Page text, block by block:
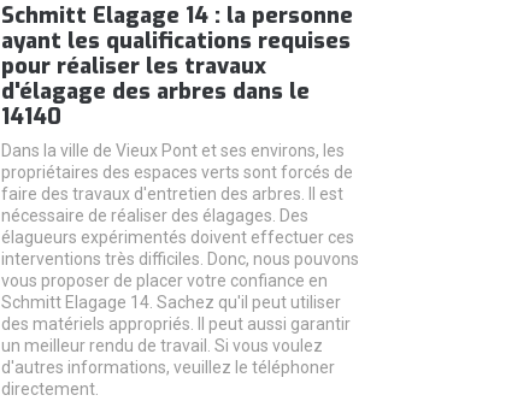
Schmitt Elagage 14 : la personne
ayant les qualifications requises
pour réaliser les travaux
d'élagage des arbres dans le
14140
Dans la ville de Vieux Pont et ses environs, les
propriétaires des espaces verts sont forcés de
faire des travaux d'entretien des arbres. Il est
nécessaire de réaliser des élagages. Des
élagueurs expérimentés doivent effectuer ces
interventions très difficiles. Donc, nous pouvons
vous proposer de placer votre confiance en
Schmitt Elagage 14. Sachez qu'il peut utiliser
des matériels appropriés. Il peut aussi garantir
un meilleur rendu de travail. Si vous voulez
d'autres informations, veuillez le téléphoner
directement.